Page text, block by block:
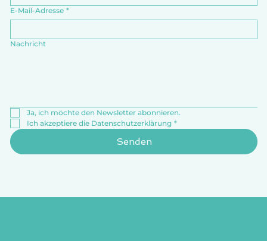
E-Mail-Adresse *
Nachricht
Ja, ich möchte den Newsletter abonnieren.
Ich akzeptiere die Datenschutzerklärung *
Senden